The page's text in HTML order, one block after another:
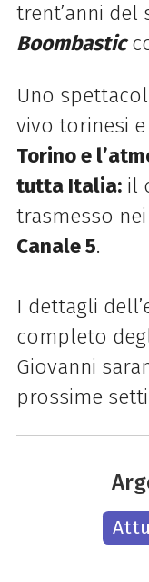
trent’anni del
Boombastic
Uno
vivo torinesi
Torino e
tutta Italia:il
trasmesso
Canale 5.
I dettagli
completo
Giovanni
prossime